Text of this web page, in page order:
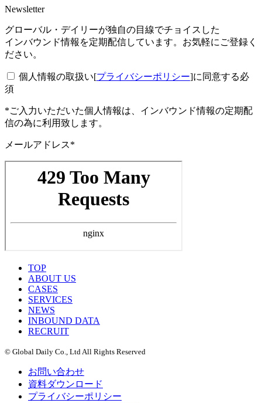
Newsletter
グローバル・デイリーが独自の目線でチョイスした
インバウンド情報を定期配信しています。お気軽にご登録く
ださい。
個人情報の取扱い[プライバシーポリシー]に同意する必
須
*ご入力いただいた個人情報は、インバウンド情報の定期配
信の為に利用致します。
メールアドレス*
TOP
ABOUT US
CASES
SERVICES
NEWS
INBOUND DATA
RECRUIT
© Global Daily Co., Ltd All Rights Reserved
お問い合わせ
資料ダウンロード
プライバシーポリシー